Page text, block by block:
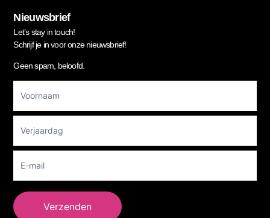
Nieuwsbrief
Let’s stay in touch!
Schrijf je in voor onze nieuwsbrief!
Geen spam, beloofd.
Newsletter
Verzenden